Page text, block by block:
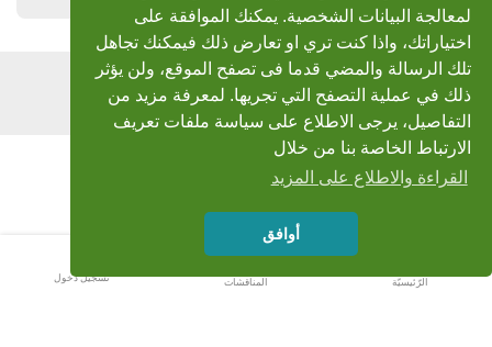
لمعالجة البيانات الشخصية. يمكنك الموافقة على
اختياراتك، واذا كنت تري او تعارض ذلك فيمكنك تجاهل
تلك الرسالة والمضي قدما فى تصفح الموقع، ولن يؤثر
ذلك في عملية التصفح التي تجريها. لمعرفة مزيد من
التفاصيل، يرجى الاطلاع على سياسة ملفات تعريف
الارتباط الخاصة بنا من خلال
القراءة والاطلاع على المزيد
أوافق
اضف رد
الرّئيسيّة المناقشات تسجيل دخول